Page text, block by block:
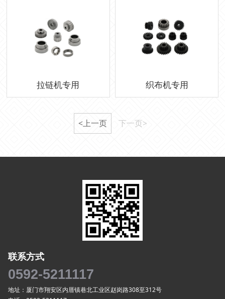
拉链机专用 织布机专用
<上一页 下一页>
联系方式
0592-5211117
地址：厦门市翔安区内厝镇巷北工业区赵岗路308至312号